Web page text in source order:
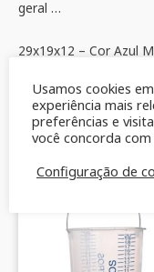
geral …
29x19x12 – Cor Azul
Produtos
Usamos cookies
experiência mais
preferências e
você concorda
Configuração de